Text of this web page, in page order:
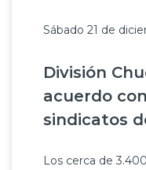
Sábado 21 de
División
acuerdo
sindicatos
Los cerca de